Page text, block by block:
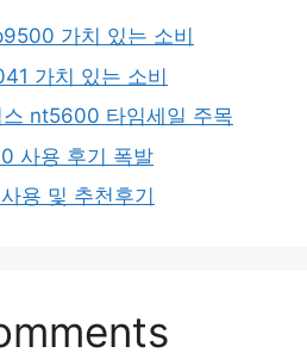
가치 있는 소비
가치 있는 소비
nt5600 타임세일 주목
사용 후기 폭발
용 및 추천후기